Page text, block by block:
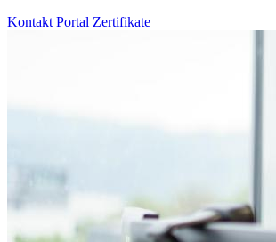
Kontakt Portal Zertifikate